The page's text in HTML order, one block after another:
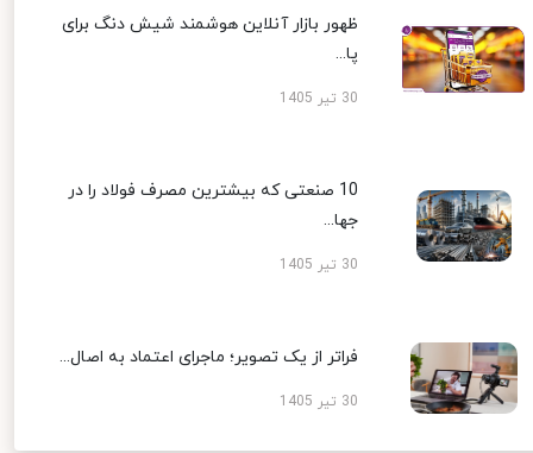
ظهور بازار آنلاین هوشمند شیش دنگ برای
پا...
30 تیر 1405
10 صنعتی که بیشترین مصرف فولاد را در
جها...
30 تیر 1405
فراتر از یک تصویر؛ ماجرای اعتماد به اصال...
30 تیر 1405